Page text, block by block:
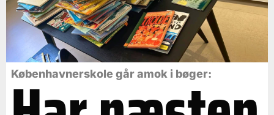
Københavnerskole går amok i bøger: